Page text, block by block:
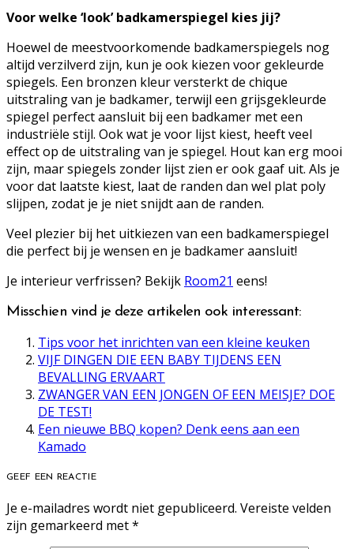
Voor welke ‘look’ badkamerspiegel kies jij?
Hoewel de meestvoorkomende badkamerspiegels nog
altijd verzilverd zijn, kun je ook kiezen voor gekleurde
spiegels. Een bronzen kleur versterkt de chique
uitstraling van je badkamer, terwijl een grijsgekleurde
spiegel perfect aansluit bij een badkamer met een
industriële stijl. Ook wat je voor lijst kiest, heeft veel
effect op de uitstraling van je spiegel. Hout kan erg mooi
zijn, maar spiegels zonder lijst zien er ook gaaf uit. Als je
voor dat laatste kiest, laat de randen dan wel plat poly
slijpen, zodat je je niet snijdt aan de randen.
Veel plezier bij het uitkiezen van een badkamerspiegel
die perfect bij je wensen en je badkamer aansluit!
Je interieur verfrissen? Bekijk Room21 eens!
Misschien vind je deze artikelen ook interessant:
Tips voor het inrichten van een kleine keuken
VIJF DINGEN DIE EEN BABY TIJDENS EEN
BEVALLING ERVAART
ZWANGER VAN EEN JONGEN OF EEN MEISJE? DOE
DE TEST!
Een nieuwe BBQ kopen? Denk eens aan een
Kamado
GEEF EEN REACTIE
Je e-mailadres wordt niet gepubliceerd. Vereiste velden
zijn gemarkeerd met*